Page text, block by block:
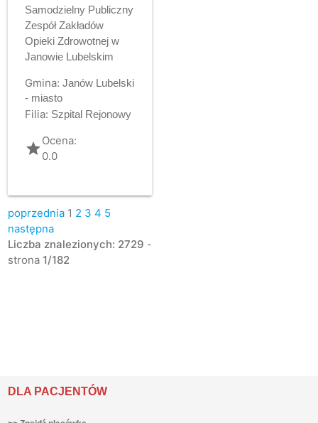
Samodzielny Publiczny
Zespół Zakładów
Opieki Zdrowotnej w
Janowie Lubelskim
Gmina: Janów Lubelski
- miasto
Filia: Szpital Rejonowy
gradeOcena:
0.0
poprzednia 1 2 3 4 5
następna
Liczba znalezionych: 2729 -
strona 1/182
DLA PACJENTÓW